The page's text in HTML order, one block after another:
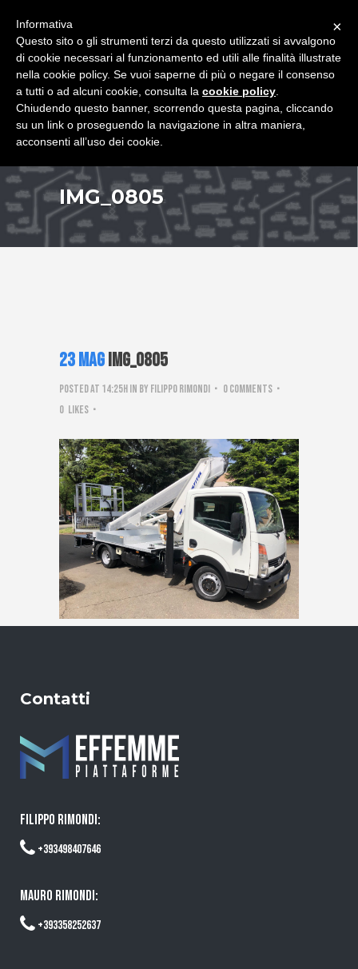
IMG_0805
23 MagIMG_0805
Posted at 14:25hin by Filippo Rimondi
0 Comments
0 Likes
Contatti
FILIPPO RIMONDI:
+393498407646
MAURO RIMONDI:
+393358252637
×
Informativa
Questo sito o gli strumenti terzi da questo utilizzati si avvalgono
di cookie necessari al funzionamento ed utili alle finalità illustrate
nella cookie policy. Se vuoi saperne di più o negare il consenso
a tutti o ad alcuni cookie, consulta la cookie policy
Chiudendo questo banner, scorrendo questa pagina, cliccando
su un link o proseguendo la navigazione in altra maniera,
acconsenti all’uso dei cookie.